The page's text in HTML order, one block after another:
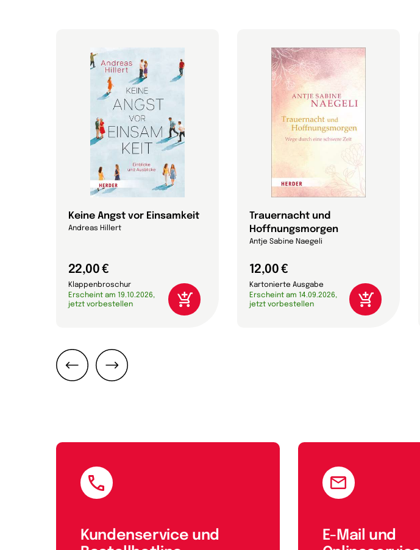
Keine Angst vor Einsamkeit
Andreas Hillert
22,00 €
Klappenbroschur
Erscheint am 19.10.2026,
jetzt vorbestellen
Trauernacht und
Hoffnungsmorgen
Antje Sabine Naegeli
12,00 €
Kartonierte Ausgabe
Erscheint am 14.09.2026,
jetzt vorbestellen
Kundenservice und
E-Mail und